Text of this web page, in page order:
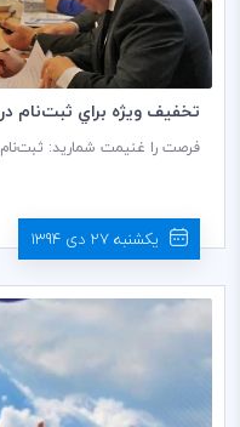
تخفيف ويژه براي ثبت‌نام
فرصت را غنيمت شماريد:
یکشنبه 27 دی 1394